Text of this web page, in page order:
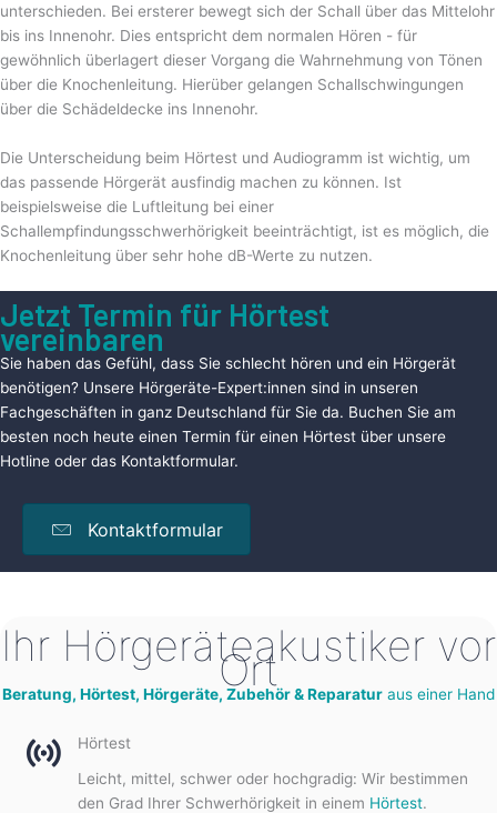
unterschieden. Bei ersterer bewegt sich der Schall über das Mittelohr
bis ins Innenohr. Dies entspricht dem normalen Hören - für
gewöhnlich überlagert dieser Vorgang die Wahrnehmung von Tönen
über die Knochenleitung. Hierüber gelangen Schallschwingungen
über die Schädeldecke ins Innenohr.
Die Unterscheidung beim Hörtest und Audiogramm ist wichtig, um
das passende Hörgerät ausfindig machen zu können. Ist
beispielsweise die Luftleitung bei einer
Schallempfindungsschwerhörigkeit beeinträchtigt, ist es möglich, die
Knochenleitung über sehr hohe dB-Werte zu nutzen.
Jetzt Termin für Hörtest
vereinbaren
Sie haben das Gefühl, dass Sie schlecht hören und ein Hörgerät
benötigen? Unsere Hörgeräte-Expert:innen sind in unseren
Fachgeschäften in ganz Deutschland für Sie da. Buchen Sie am
besten noch heute einen Termin für einen Hörtest über unsere
Hotline oder das Kontaktformular.
Kontaktformular
Ihr Hörgeräteakustiker vor
Ort
Beratung, Hörtest, Hörgeräte, Zubehör & Reparatur aus einer Hand
Hörtest
Leicht, mittel, schwer oder hochgradig: Wir bestimmen
den Grad Ihrer Schwerhörigkeit in einem Hörtest.